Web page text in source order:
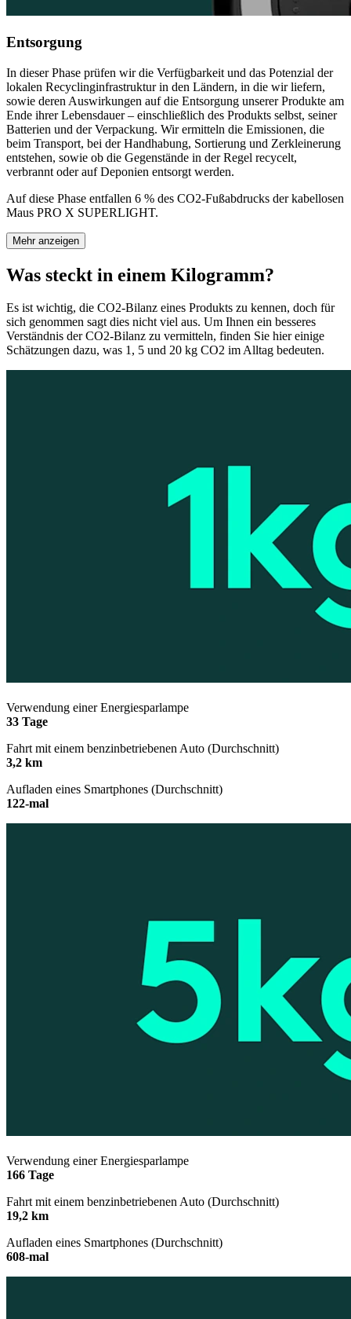
Entsorgung
In dieser Phase prüfen wir die Verfügbarkeit und das Potenzial der
lokalen Recyclinginfrastruktur in den Ländern, in die wir liefern,
sowie deren Auswirkungen auf die Entsorgung unserer Produkte am
Ende ihrer Lebensdauer – einschließlich des Produkts selbst, seiner
Batterien und der Verpackung. Wir ermitteln die Emissionen, die
beim Transport, bei der Handhabung, Sortierung und Zerkleinerung
entstehen, sowie ob die Gegenstände in der Regel recycelt,
verbrannt oder auf Deponien entsorgt werden.
Auf diese Phase entfallen 6 % des CO2-Fußabdrucks der kabellosen
Maus PRO X SUPERLIGHT.
Mehr anzeigen
Was steckt in einem Kilogramm?
Es ist wichtig, die CO2-Bilanz eines Produkts zu kennen, doch für
sich genommen sagt dies nicht viel aus. Um Ihnen ein besseres
Verständnis der CO2-Bilanz zu vermitteln, finden Sie hier einige
Schätzungen dazu, was 1, 5 und 20 kg CO2 im Alltag bedeuten.
Verwendung einer Energiesparlampe
33 Tage
Fahrt mit einem benzinbetriebenen Auto (Durchschnitt)
3,2 km
Aufladen eines Smartphones (Durchschnitt)
122-mal
Verwendung einer Energiesparlampe
166 Tage
Fahrt mit einem benzinbetriebenen Auto (Durchschnitt)
19,2 km
Aufladen eines Smartphones (Durchschnitt)
608-mal